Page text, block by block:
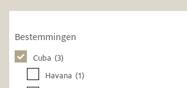
Bestemmingen
Cuba (3)
Havana (1)